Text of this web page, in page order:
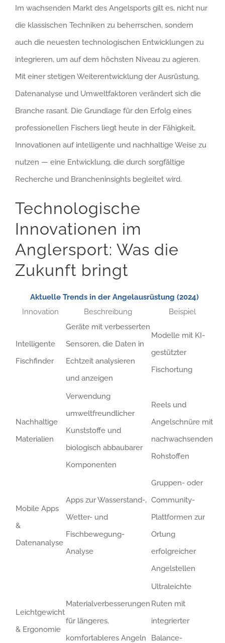
Im wachsenden Markt des Angelsports gilt es, nicht nur
die klassischen Techniken zu beherrschen, sondern
auch die neuesten technologischen Entwicklungen zu
integrieren, um auf dem höchsten Niveau zu agieren.
Mit einer stetigen Weiterentwicklung der Ausrüstung,
Datenanalyse und Umweltfaktoren verändert sich die
Branche rasant. Die Grundlage für den Erfolg eines
professionellen Fischers liegt heute in der Fähigkeit,
Innovationen auf intelligente und nachhaltige Weise zu
nutzen — eine Entwicklung, die durch sorgfältige
Recherche und Brancheninsights begleitet wird.
Technologische
Innovationen im
Anglersport: Was die
Zukunft bringt
Aktuelle Trends in der Angelausrüstung (2024)
Innovation
Beschreibung Beispiel
Intelligente
Fischfinder
Geräte mit verbesserten
Sensoren, die Daten in
Echtzeit analysieren
und anzeigen
Modelle mit KI-
gestützter
Fischortung
Nachhaltige
Materialien
Verwendung
umweltfreundlicher
Kunststoffe und
biologisch abbaubarer
Komponenten
Reels und
Angelschnüre mit
nachwachsenden
Rohstoffen
Mobile Apps
&
Datenanalyse
Apps zur Wasserstand-,
Wetter- und
Fischbewegung-
Analyse
Gruppen- oder
Community-
Plattformen zur
Ortung
erfolgreicher
Angelstellen
Leichtgewicht
& Ergonomie
Materialverbesserungen
für längeres,
komfortableres Angeln
Ultraleichte
Ruten mit
integrierter
Balance-